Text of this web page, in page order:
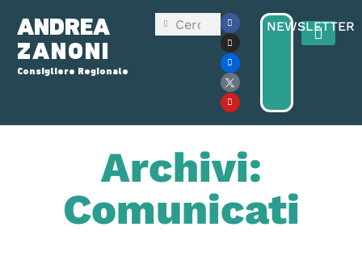
ANDREA
ZANONI
Consigliere Regionale
NEWSLETTER
Archivi:
Comunicati